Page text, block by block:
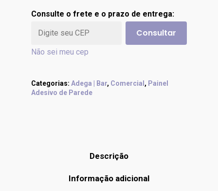
Consulte o frete e o prazo de entrega:
Consultar
Não sei meu cep
Categorias: Adega | Bar, Comercial, Painel
Adesivo de Parede
Descrição
Informação adicional